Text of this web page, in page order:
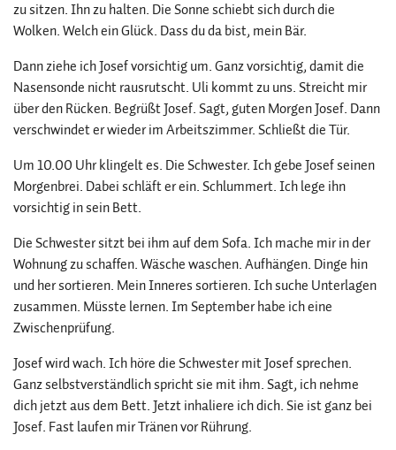
zu sitzen. Ihn zu halten. Die Sonne schiebt sich durch die
Wolken. Welch ein Glück. Dass du da bist, mein Bär.
Dann ziehe ich Josef vorsichtig um. Ganz vorsichtig, damit die
Nasensonde nicht rausrutscht. Uli kommt zu uns. Streicht mir
über den Rücken. Begrüßt Josef. Sagt, guten Morgen Josef. Dann
verschwindet er wieder im Arbeitszimmer. Schließt die Tür.
Um 10.00 Uhr klingelt es. Die Schwester. Ich gebe Josef seinen
Morgenbrei. Dabei schläft er ein. Schlummert. Ich lege ihn
vorsichtig in sein Bett.
Die Schwester sitzt bei ihm auf dem Sofa. Ich mache mir in der
Wohnung zu schaffen. Wäsche waschen. Aufhängen. Dinge hin
und her sortieren. Mein Inneres sortieren. Ich suche Unterlagen
zusammen. Müsste lernen. Im September habe ich eine
Zwischenprüfung.
Josef wird wach. Ich höre die Schwester mit Josef sprechen.
Ganz selbstverständlich spricht sie mit ihm. Sagt, ich nehme
dich jetzt aus dem Bett. Jetzt inhaliere ich dich. Sie ist ganz bei
Josef. Fast laufen mir Tränen vor Rührung.